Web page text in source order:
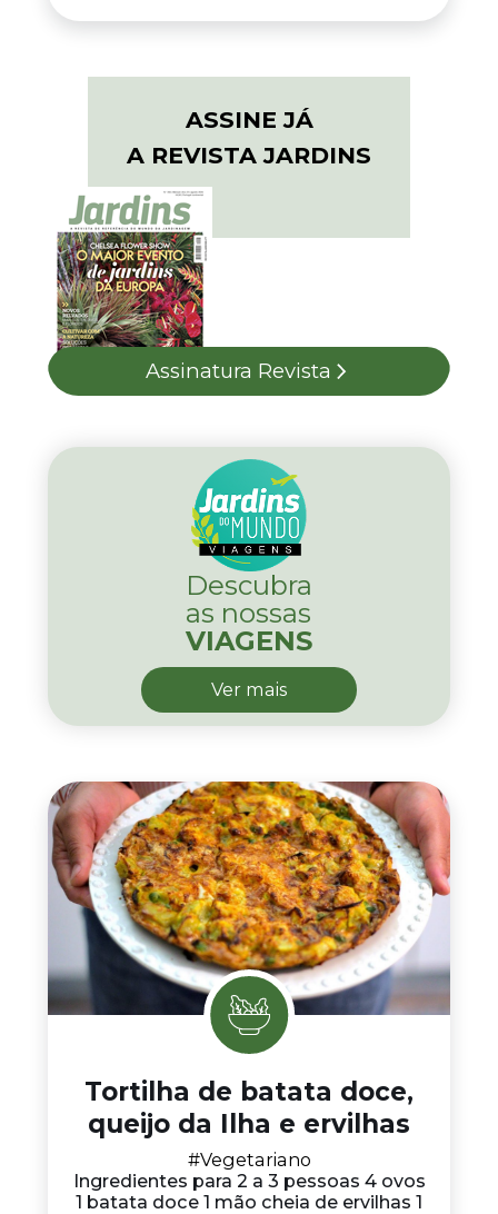
ASSINE JÁ
A REVISTA JARDINS
Assinatura Revista
Descubra
as nossas
VIAGENS
Ver mais
Tortilha de batata doce,
queijo da Ilha e ervilhas
#Vegetariano
Ingredientes para 2 a 3 pessoas 4 ovos
1 batata doce 1 mão cheia de ervilhas 1